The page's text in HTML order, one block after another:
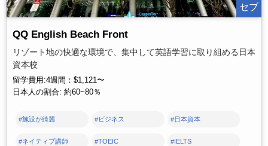
セブ
QQ English Beach Front
リゾート地の快適な環境で、集中して英語学習に取り組める日本
資本校
留学費用:4週間：$1,121〜
日本人の割合: 約60~80％
#施設が綺麗 #ビジネス #日本資本
#ネイティブ講師 #TOEIC #IELTS